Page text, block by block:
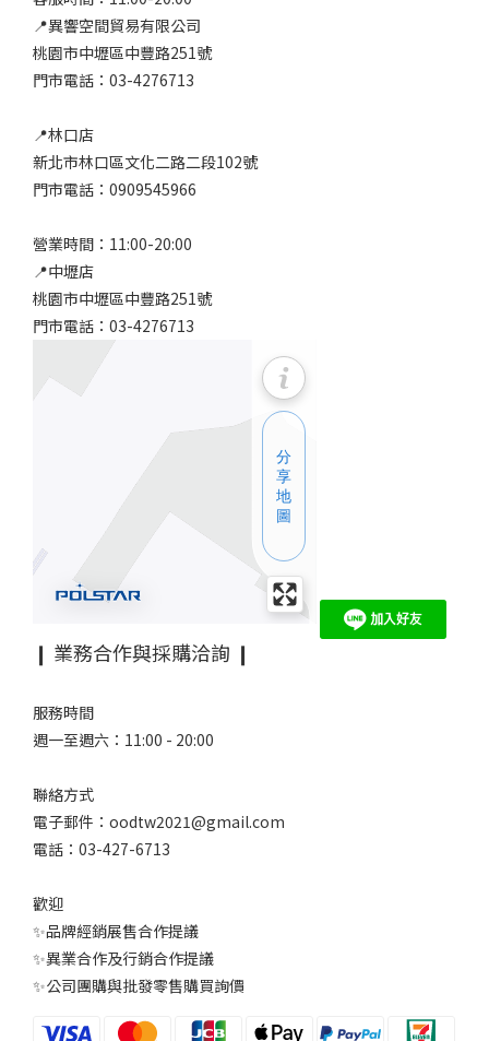
📍異響空間貿易有限公司
桃園市中壢區中豐路251號
門市電話：03-4276713
📍林口店
新北市林口區文化二路二段102號
門市電話：0909545966
營業時間：11:00-20:00
📍中壢店
桃園市中壢區中豐路251號
門市電話：03-4276713
❙ 業務合作與採購洽詢 ❙
服務時間
週一至週六：11:00 - 20:00
聯絡方式
電子郵件：oodtw2021@gmail.com
電話：03-427-6713
歡迎
✨品牌經銷展售合作提議
✨異業合作及行銷合作提議
✨公司團購與批發零售購買詢價